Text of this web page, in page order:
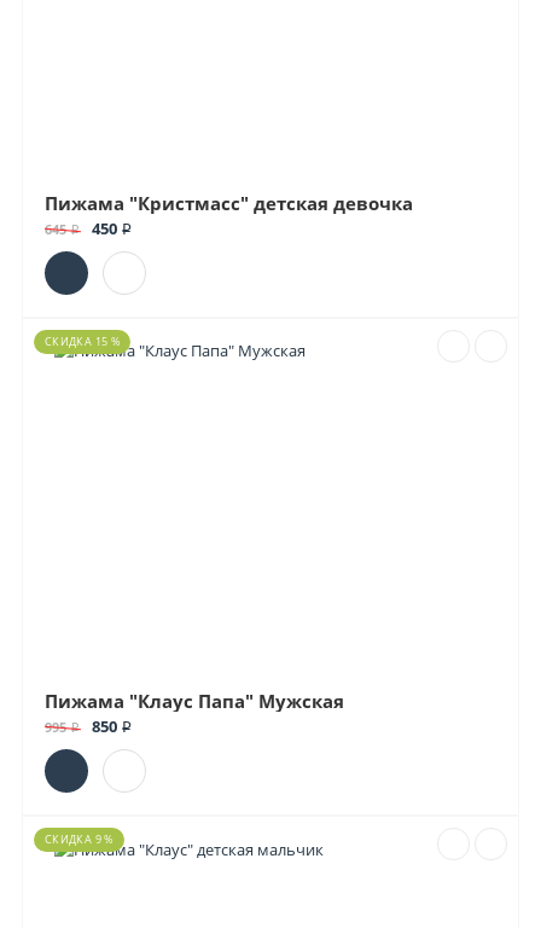
Пижама "Кристмасс" детская девочка
645 ₽ 450 ₽
СКИДКА 15 %
Пижама "Клаус Папа" Мужская
995 ₽ 850 ₽
СКИДКА 9 %